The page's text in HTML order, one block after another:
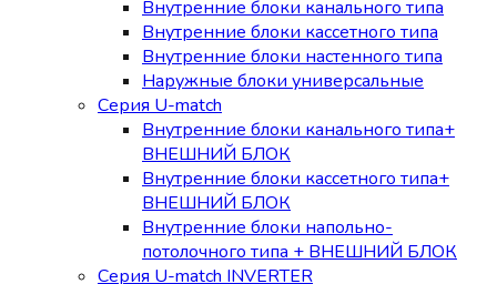
Внутренние блоки канального типа
Внутренние блоки кассетного типа
Внутренние блоки настенного типа
Наружные блоки универсальные
Серия U-match
Внутренние блоки канального типа+
ВНЕШНИЙ БЛОК
Внутренние блоки кассетного типа+
ВНЕШНИЙ БЛОК
Внутренние блоки напольно-
потолочного типа + ВНЕШНИЙ БЛОК
Серия U-match INVERTER